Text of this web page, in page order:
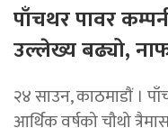
पाँचथर पावर
उल्लेख्य बढ्यो,
२४ साउन, काठमाडाैं ।
आर्थिक वर्षको चौथो